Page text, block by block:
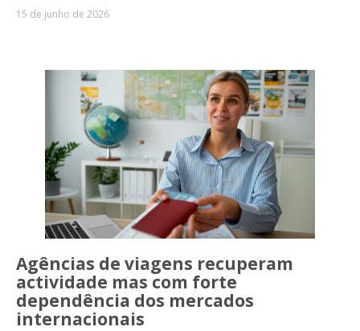
15 de junho de 2026
Agências de viagens recuperam
actividade mas com forte
dependência dos mercados
internacionais